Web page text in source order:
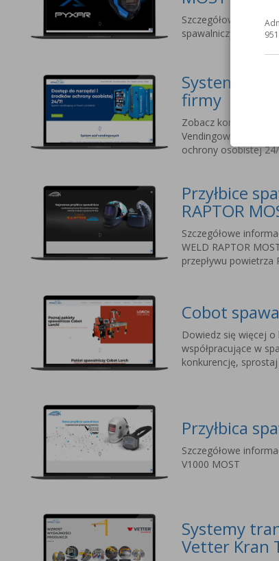
Szczegółowe
spawalniczych dla
Systemy
firmy
Zobacz korzyści ze
Vendingowych
ochrony osobistej
Przyłbice
RAPTOR
Szczegółowe
WELD RAPTOR
przepływu powietrza
Cobot
Dowiedz się więcej
współpracujące w
konkurencję,
Przyłbica
Szczegółowe
V1000 MOST
Systemy
Vetter Kran